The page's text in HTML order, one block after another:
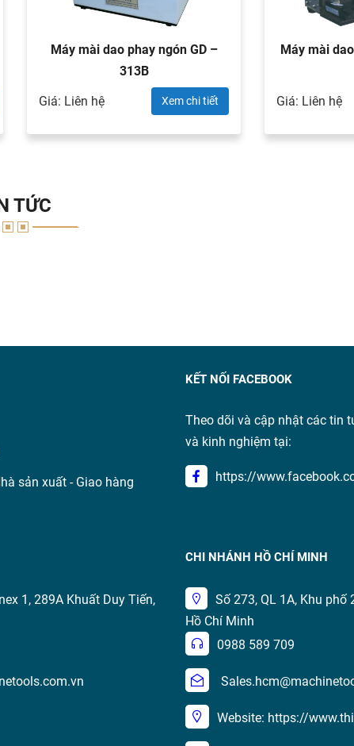
Máy mài dao phay ngón GD –
313B
Giá: Liên hệ
Xem chi tiết
Máy mài
Giá: Liên hệ
TỨC
sản xuất - Giao hàng
KẾT NỐI FACEBOOK
Theo dõi và cập nhật các tin
và kinh nghiệm tại:
https://
1, 289A Khuất Duy Tiến,
CHI NHÁNH HỒ CHÍ MINH
Số 273, QL 1A, Khu phố
Hồ Chí Minh
0988 589 709
Website: https://